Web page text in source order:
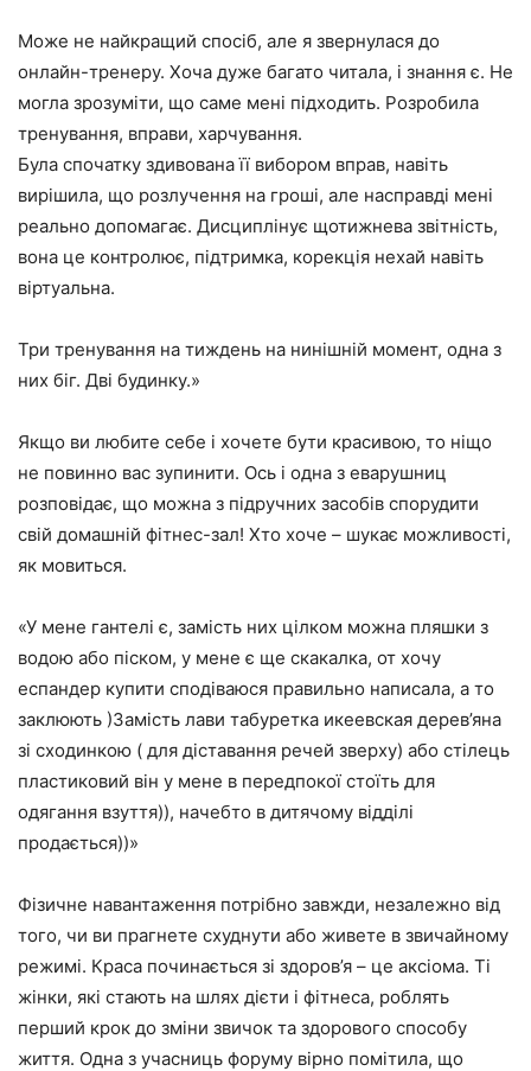
Може не найкращий спосіб, але я звернулася до
онлайн-тренеру. Хоча дуже багато читала, і знання є. Не
могла зрозуміти, що саме мені підходить. Розробила
тренування, вправи, харчування.
Була спочатку здивована її вибором вправ, навіть
вирішила, що розлучення на гроші, але насправді мені
реально допомагає. Дисциплінує щотижнева звітність,
вона це контролює, підтримка, корекція нехай навіть
віртуальна.
Три тренування на тиждень на нинішній момент, одна з
них біг. Дві будинку.»
Якщо ви любите себе і хочете бути красивою, то ніщо
не повинно вас зупинити. Ось і одна з еварушниц
розповідає, що можна з підручних засобів спорудити
свій домашній фітнес-зал! Хто хоче – шукає можливості,
як мовиться.
«У мене гантелі є, замість них цілком можна пляшки з
водою або піском, у мене є ще скакалка, от хочу
еспандер купити сподіваюся правильно написала, а то
заклюють )Замість лави табуретка икеевская дерев’яна
зі сходинкою ( для діставання речей зверху) або стілець
пластиковий він у мене в передпокої стоїть для
одягання взуття)), начебто в дитячому відділі
продається))»
Фізичне навантаження потрібно завжди, незалежно від
того, чи ви прагнете схуднути або живете в звичайному
режимі. Краса починається зі здоров’я – це аксіома. Ті
жінки, які стають на шлях дієти і фітнеса, роблять
перший крок до зміни звичок та здорового способу
життя. Одна з учасниць форуму вірно помітила, що